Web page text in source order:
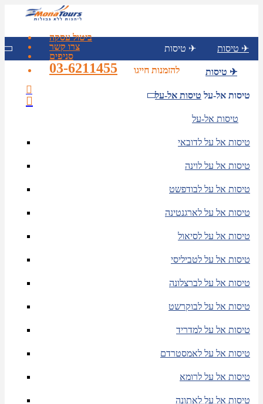
ביטול עסקה
צרו קשר
סניפים
להזמנות חייגו
03-6211455
טיסות ✈ טיסות ✈
טיסות ✈
טיסות אל-על טיסות אל-על
טיסות אל-על
טיסות אל על לדובאי
טיסות אל על לוינה
טיסות אל על לבודפשט
טיסות אל על לארגנטינה
טיסות אל על לסיאול
טיסות אל על לטביליסי
טיסות אל על לברצלונה
טיסות אל על לבוקרשט
טיסות אל על למדריד
טיסות אל על לאמסטרדם
טיסות אל על לרומא
טיסות אל על לאתונה